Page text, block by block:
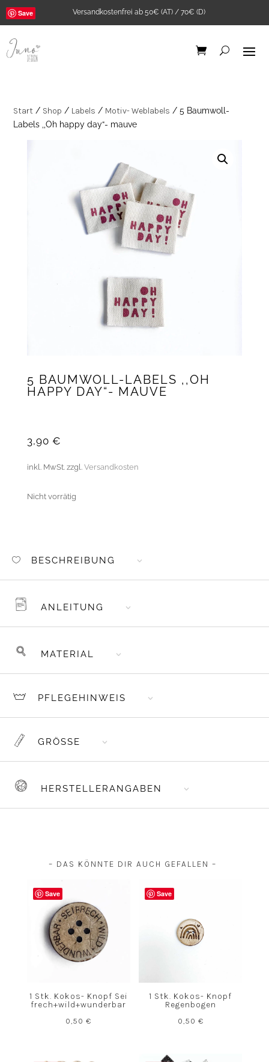
Versandkostenfrei ab 50€ (AT) / 70€ (D)
Save
Start / Shop / Labels / Motiv- Weblabels / 5 Baumwoll-
Labels ,,Oh happy day“- mauve
5 BAUMWOLL-LABELS ,,OH
HAPPY DAY“- MAUVE
3,90 €
inkl. MwSt. zzgl. Versandkosten
Nicht vorrätig
BESCHREIBUNG
ANLEITUNG
MATERIAL
PFLEGEHINWEIS
GRÖSSE
HERSTELLERANGABEN
– DAS KÖNNTE DIR AUCH GEFALLEN –
Save
1 Stk. Kokos- Knopf Sei
frech+wild+wunderbar
0,50€
Save
1 Stk. Kokos- Knopf
Regenbogen
0,50 €
yourself "Bienen" A5
5,90€